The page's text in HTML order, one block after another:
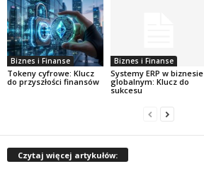
Biznes i Finanse
Tokeny cyfrowe: Klucz
do przyszłości finansów
Biznes i Finanse
Systemy ERP w biznesie
globalnym: Klucz do
sukcesu
Czytaj więcej artykułów: